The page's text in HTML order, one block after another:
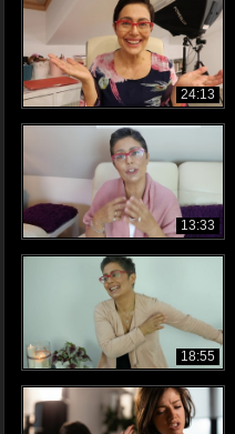
24:13
13:33
18:55